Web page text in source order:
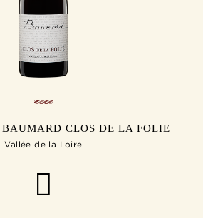
CLOS DE LA FOLIE
Vallée de la Loire